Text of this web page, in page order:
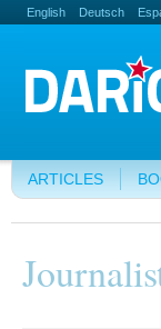
English Deutsch
ARTICLES